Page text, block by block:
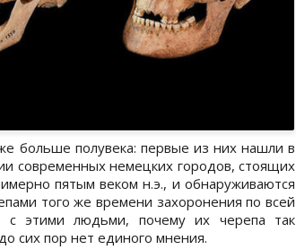
больше полувека: первые из них нашли в
современных немецких городов, стоящих
пятым веком н.э., и обнаруживаются
того же времени захоронения по всей
этими людьми, почему их черепа так
сих пор нет единого мнения.